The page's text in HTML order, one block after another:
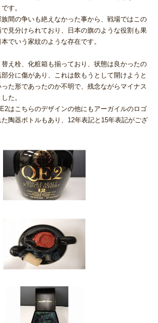
す。
間の争いも絶えなかった事から、戦場ではこの
見分けられており、日本の旗のような役割も果
でいう家紋のような存在です。
え栓、化粧箱も揃っており、状態は良かったの
分に傷があり、これは飲もうとして開けようと
た形であったのか不明で、残念ながらマイナス
た。
はこちらのデザインの他にもアーガイルのロゴ
陶器ボトルもあり、12年表記と15年表記がござ